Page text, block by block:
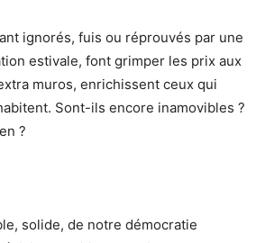
ignorés, fuis ou réprouvés par une
estivale, font grimper les prix aux
muros, enrichissent ceux qui
Sont-ils encore inamovibles ?
?
solide, de notre démocratie